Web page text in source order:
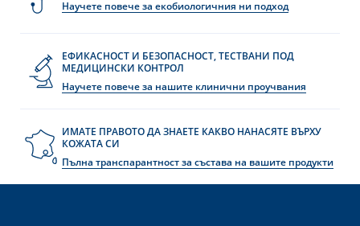
Научете повече за екобиологичния ни подход
ЕФИКАСНОСТ И БЕЗОПАСНОСТ, ТЕСТВАНИ ПОД
МЕДИЦИНСКИ КОНТРОЛ
Научете повече за нашите клинични проучвания
ИМАТЕ ПРАВОТО ДА ЗНАЕТЕ КАКВО НАНАСЯТЕ ВЪРХУ
КОЖАТА СИ
Пълна транспарантност за състава на вашите продукти